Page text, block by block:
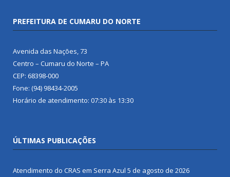
PREFEITURA DE CUMARU DO NORTE
Avenida das Nações, 73
Centro – Cumaru do Norte – PA
CEP: 68398-000
Fone: (94) 98434-2005
Horário de atendimento: 07:30 às 13:30
ÚLTIMAS PUBLICAÇÕES
Atendimento do CRAS em Serra Azul 5 de agosto de 2026